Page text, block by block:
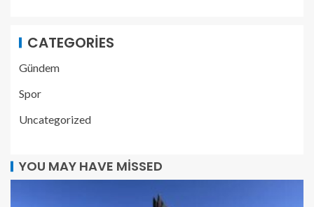
CATEGORIES
Gündem
Spor
Uncategorized
YOU MAY HAVE MISSED